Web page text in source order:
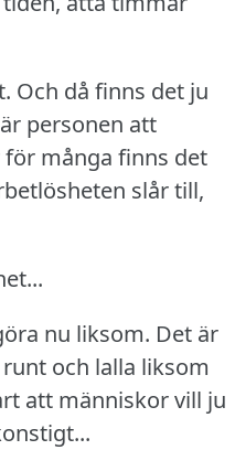
Och då finns det ju
personen att
för många finns det
slår till,
nu liksom. Det är
och lalla liksom
att människor vill ju